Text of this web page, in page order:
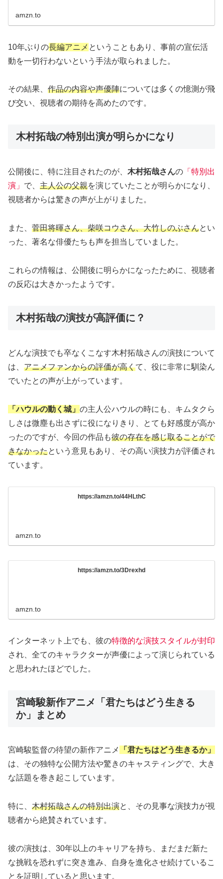
amzn.to
10年ぶりの長編アニメ ということもあり、事前の宣伝活
動を一切行わないという手法が取られました。
その結果、 作品の内容や声優陣については多くの憶測が飛
び交い、視聴者の期待を高めたのです。
木村拓哉の特別出演が明らかになり
公開後に、特に注目されたのが、 木村拓哉さんの 「特別出
演」 で、 主人公の父親を演じていたことが明らかになり、
視聴者からは驚きの声が上がりました。
また、 菅田将暉さん、柴咲コウさん、大竹しのぶさんとい
った、著名な俳優たちも声を担当していました。
これらの情報は、公開後に明らかになったために、視聴者
の反応は大きかったようです。
木村拓哉の演技が高評価に？
どんな演技でも卒なくこなす木村拓哉さんの演技について
は、 アニメファンからの評価が高くて、役に非常に馴染ん
でいたとの声が上がっています。
「ハウルの動く城」 の主人公ハウルの時にも、キムタクら
しさは微塵も出さずに役になりきり、とても好感度が高か
ったのですが、今回の作品も彼の存在を感じ取ることがで
きなかったという意見もあり、その高い演技力が評価され
ています。
https://amzn.to/44HLthC
amzn.to
https://amzn.to/3Drexhd
amzn.to
インターネット上でも、彼の特徴的な演技スタイルが封印
され、全てのキャラクターが声優によって演じられている
と思われたほどでした。
宮崎駿新作アニメ「君たちはどう生きる
か」まとめ
宮崎駿監督の待望の新作アニメ
「君たちはどう生きるか」
は、その独特な公開方法や驚きのキャスティングで、大き
な話題を巻き起こしています。
特に、 木村拓哉さんの特別出演と、その見事な演技力が視
聴者から絶賛されています。
彼の演技は、30年以上のキャリアを持ち、まだまだ新た
な挑戦を恐れずに突き進み、自身を進化させ続けているこ
とを証明していると思います。